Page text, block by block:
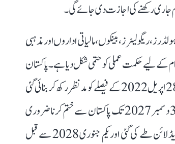
جاری رکھنے کی اجازت دی جائے گی۔
ریگولیٹرز، بینکوں، مالیاتی اداروں اور مذہبی
میں 2027 کے بعد کے مالیاتی نظام کے لیے حکمت عملی کو حتمی شکل دیا ہے۔ پاکستان
میں سود سے پاک مالیاتی نظام نافذ کرنے کی پالیسی فیڈرل شریعت کورٹ کے 28 اپریل 2022 کے فیصلے کو مدنظر رکھ کر بنائی گئی
ہے۔ اس فیصلے میں کہا گیا تھا کہ سود کے تمام تر طریقے ممنوع ہیں اور اسے 31 دسمبر 2027 تک پاکستان سے ختم کرنا ضروری
ہے۔ اس کے بعد آئین میں 2024 میں کی گئی 26ویں ترمیم میں بھی یہ ڈیڈ لائن طے کی گئی اور یکم جنوری 2028 سے قبل